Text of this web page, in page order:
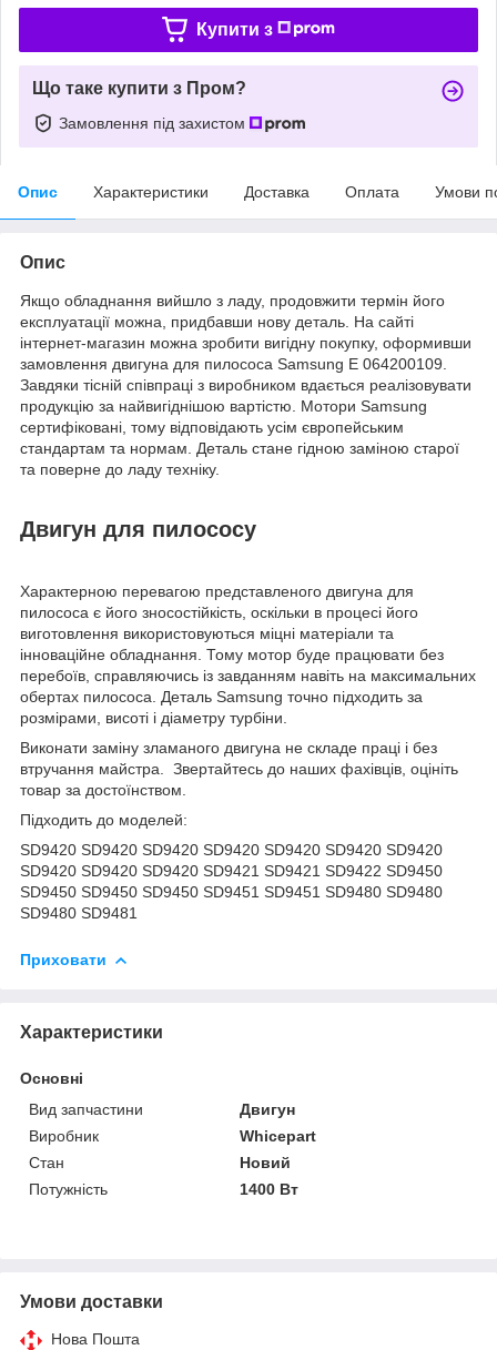
Купити з
Що таке купити з Пром?
Замовлення під захистом
Опис Характеристики Доставка Оплата Умови
Опис
Якщо обладнання вийшло з ладу, продовжити термін його
експлуатації можна, придбавши нову деталь. На сайті
інтернет-магазин можна зробити вигідну покупку, оформивши
замовлення двигуна для пилососа Samsung E 064200109.
Завдяки тісній співпраці з виробником вдається реалізовувати
продукцію за найвигіднішою вартістю. Мотори Samsung
сертифіковані, тому відповідають усім європейським
стандартам та нормам. Деталь стане гідною заміною старої
та поверне до ладу техніку.
Двигун для пилососу
Характерною перевагою представленого двигуна для
пилососа є його зносостійкість, оскільки в процесі його
виготовлення використовуються міцні матеріали та
інноваційне обладнання. Тому мотор буде працювати без
перебоїв, справляючись із завданням навіть на максимальних
обертах пилососа. Деталь Samsung точно підходить за
розмірами, висоті і діаметру турбіни.
Виконати заміну зламаного двигуна не складе праці і без
втручання майстра. Звертайтесь до наших фахівців, оцініть
товар за достоїнством.
Підходить до моделей:
SD9420 SD9420 SD9420 SD9420 SD9420 SD9420 SD9420
SD9420 SD9420 SD9420 SD9421 SD9421 SD9422 SD9450
SD9450 SD9450 SD9450 SD9451 SD9451 SD9480 SD9480
SD9480 SD9481
Приховати
Характеристики
Основні
Вид запчастини
Двигун
Виробник
Whicepart
Стан
Новий
Потужність
1400 Вт
Умови доставки
Нова Пошта